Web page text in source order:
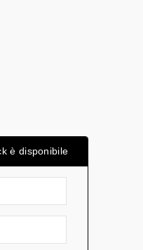
è disponibile